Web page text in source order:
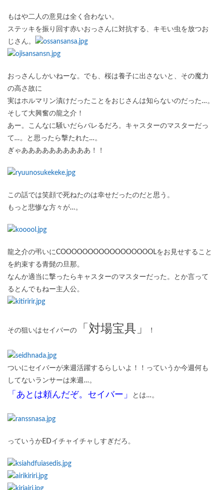
もはや二人の意見は全く合わない。
ステッキを振り回す赤いおっさんに対抗する、キモい虫を放つお
じさん。
おっさんしかいねーな。でも、桜は養子に出さないと、その魔力
の高さ故に
実はホルマリン漬けだったことをおじさんは知らないのだった…。
そして大興奮の龍之介！
あー。こんなに騒いだらバレるだろ。キャスターのマスターだっ
て…。と思ったら撃たれた…。
ぎゃああああああああああ！！
この話では笑顔で死ねたのは幸せだったのだと思う。
もっと悲惨な方々が…。
龍之介の弔いにCOOOOOOOOOOOOOOOOOLをお見せすること
を約束する青髭の旦那。
なんか適当に撃ったらキャスターのマスターだった。とか言って
るとんでもねー主人公。
その狙いはセイバーの 「対場宝具」 ！
ついにセイバーが来週活躍するらしいよ！！っていうか今週何も
してないランサーは来週…。
「あとは頼んだぞ。セイバー」 とは…。
っていうかEDイチャイチャしすぎだろ。